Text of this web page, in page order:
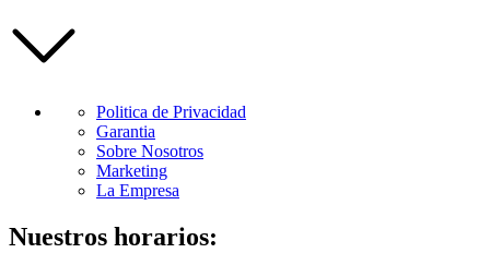
Politica de Privacidad
Garantia
Sobre Nosotros
Marketing
La Empresa
Nuestros horarios: